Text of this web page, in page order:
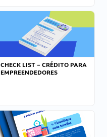
CHECK LIST – CRÉDITO PARA
EMPREENDEDORES